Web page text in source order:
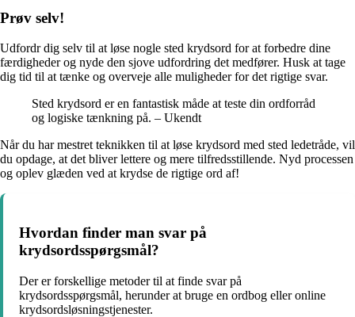
Prøv selv!
Udfordr dig selv til at løse nogle sted krydsord for at forbedre dine
færdigheder og nyde den sjove udfordring det medfører. Husk at tage
dig tid til at tænke og overveje alle muligheder for det rigtige svar.
Sted krydsord er en fantastisk måde at teste din ordforråd
og logiske tænkning på. – Ukendt
Når du har mestret teknikken til at løse krydsord med sted ledetråde, vil
du opdage, at det bliver lettere og mere tilfredsstillende. Nyd processen
og oplev glæden ved at krydse de rigtige ord af!
Hvordan finder man svar på
krydsordsspørgsmål?
Der er forskellige metoder til at finde svar på
krydsordsspørgsmål, herunder at bruge en ordbog eller online
krydsordsløsningstjenester.